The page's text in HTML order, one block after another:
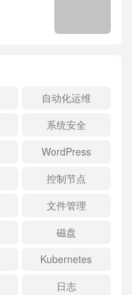
自动化运维
系统安全
WordPress
控制节点
文件管理
磁盘
Kubernetes
日志